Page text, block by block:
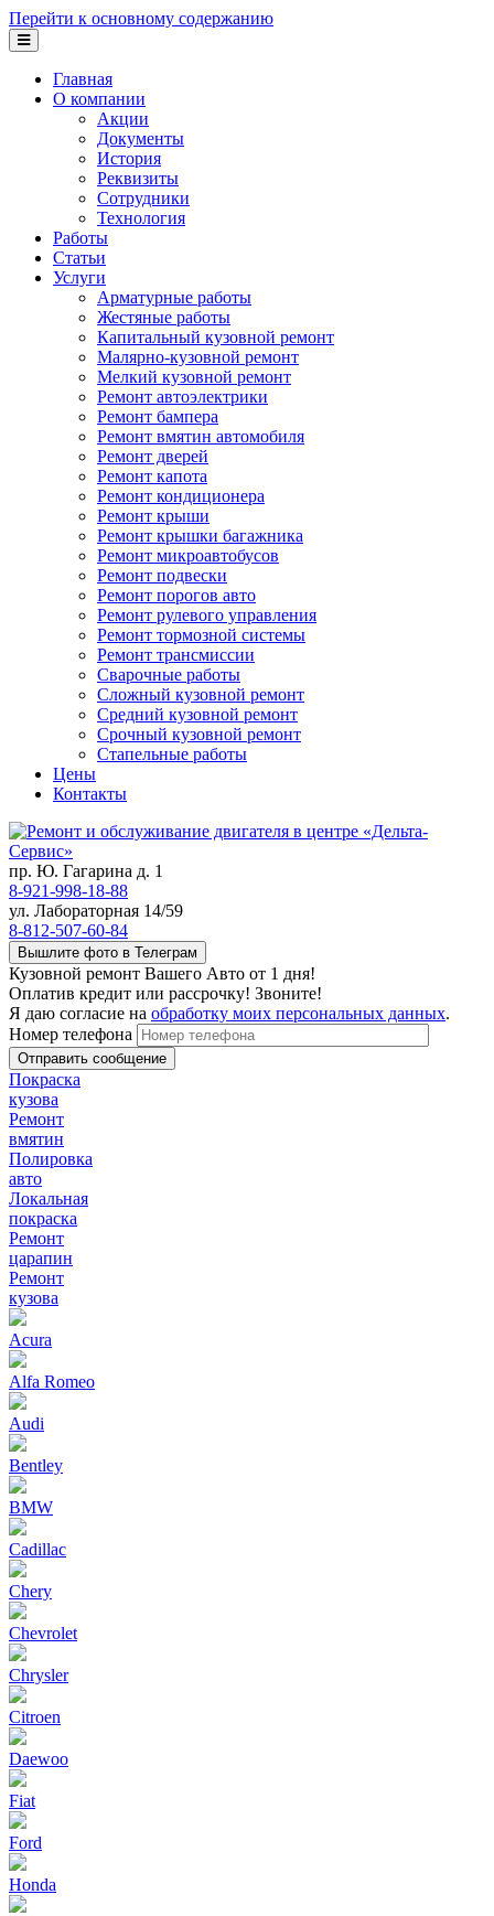
Перейти к основному содержанию
Главная
О компании
Акции
Документы
История
Реквизиты
Сотрудники
Технология
Работы
Статьи
Услуги
Арматурные работы
Жестяные работы
Капитальный кузовной ремонт
Малярно-кузовной ремонт
Мелкий кузовной ремонт
Ремонт автоэлектрики
Ремонт бампера
Ремонт вмятин автомобиля
Ремонт дверей
Ремонт капота
Ремонт кондиционера
Ремонт крыши
Ремонт крышки багажника
Ремонт микроавтобусов
Ремонт подвески
Ремонт порогов авто
Ремонт рулевого управления
Ремонт тормозной системы
Ремонт трансмиссии
Сварочные работы
Сложный кузовной ремонт
Средний кузовной ремонт
Срочный кузовной ремонт
Стапельные работы
Цены
Контакты
пр. Ю. Гагарина д. 1
8-921-998-18-88
ул. Лабораторная 14/59
8-812-507-60-84
Вышлите фото в Телеграм
Кузовной ремонт Вашего Авто от 1 дня!
Оплатив кредит или рассрочку! Звоните!
Я даю согласие на обработку моих персональных данных.
Номер телефона
Покраска
кузова
Ремонт
вмятин
Полировка
авто
Локальная
покраска
Ремонт
царапин
Ремонт
кузова
Acura
Alfa Romeo
Audi
Bentley
BMW
Cadillac
Chery
Chevrolet
Chrysler
Citroen
Daewoo
Fiat
Ford
Honda